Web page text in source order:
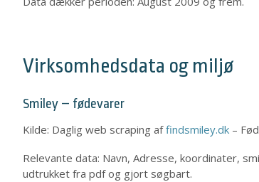
Virksomhedsdata og miljø
Smiley – fødevarer
Kilde: Daglig web scraping affindsmiley.dk –
Relevante data: Navn, Adresse, koordinater,
udtrukket fra pdf og gjort søgbart.